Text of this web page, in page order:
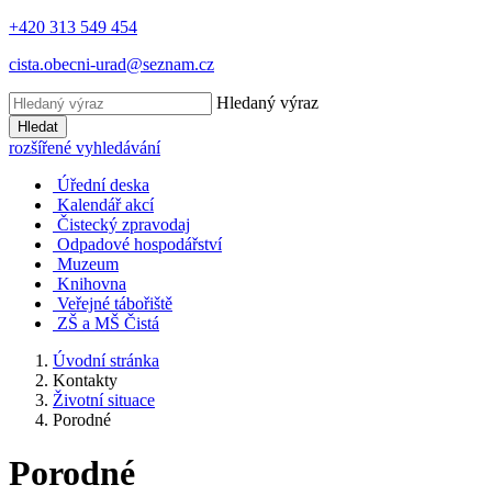
+420 313 549 454
cista.obecni-urad@seznam.cz
Hledaný výraz
Hledat
rozšířené vyhledávání
Úřední deska
Kalendář akcí
Čistecký zpravodaj
Odpadové hospodářství
Muzeum
Knihovna
Veřejné tábořiště
ZŠ a MŠ Čistá
Úvodní stránka
Kontakty
Životní situace
Porodné
Porodné